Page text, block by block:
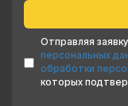
Отправляя
персональных
обработки
которых